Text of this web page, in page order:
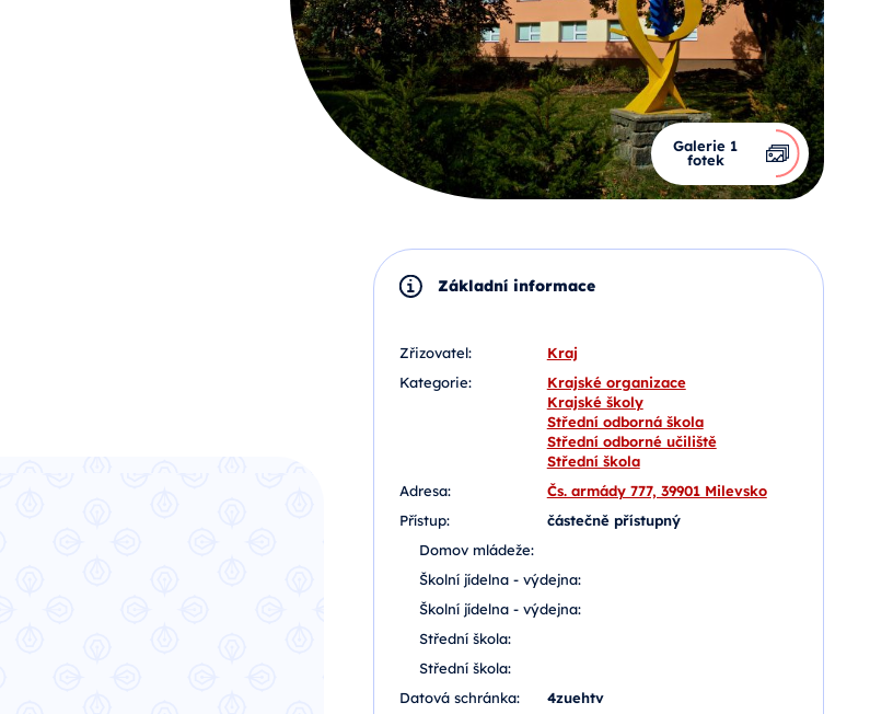
Galerie 1
fotek
Základní informace
Zřizovatel:
Kraj
Kategorie:
Krajské organizace
Krajské školy
Střední odborná škola
Střední odborné učiliště
Střední škola
Adresa:
Čs. armády 777, 39901 Milevsko
Přístup:
částečně přístupný
Domov mládeže:
Školní jídelna - výdejna:
Školní jídelna - výdejna:
Střední škola:
Střední škola:
Datová schránka:
4zuehtv